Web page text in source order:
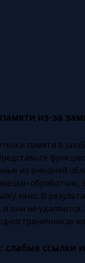
из-за
памяти в
из внешней
явно. В
они не
ссылки